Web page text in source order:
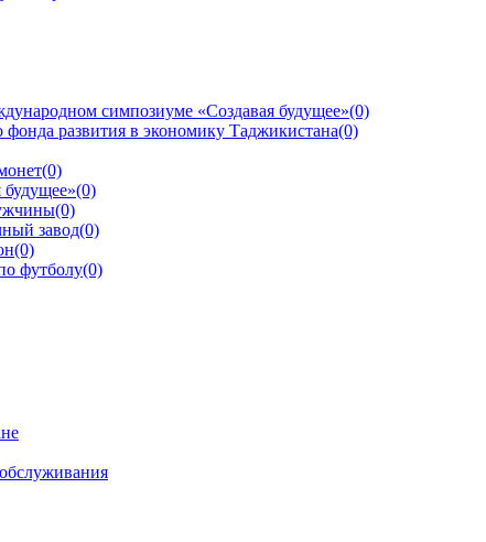
симпозиуме «Создавая будущее»(0)
развития в экономику Таджикистана(0)
(0)
(0)
(0)
завод(0)
(0)
футболу(0)